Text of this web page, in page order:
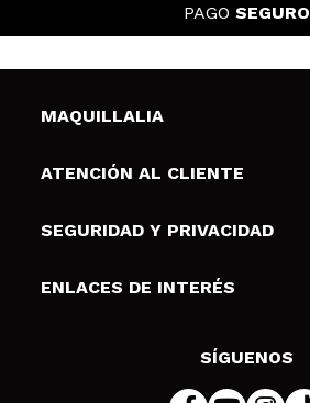
PAGO SEGURO
MAQUILLALIA
Sobre nosotros
Tarjetas de Regalo
ATENCIÓN AL CLIENTE
Envíos y devoluciones
Formas de pago
SEGURIDAD Y PRIVACIDAD
Terminos y condiciones de uso
Política de cookies
ENLACES DE INTERÉS
SÍGUENOS